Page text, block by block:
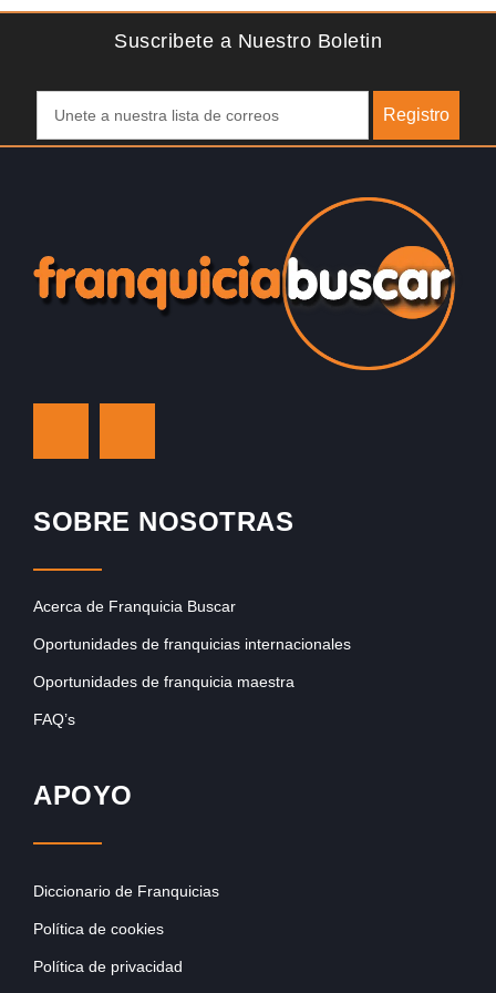
Suscribete a Nuestro Boletin
Registro
SOBRE NOSOTRAS
Acerca de Franquicia Buscar
Oportunidades de franquicias internacionales
Oportunidades de franquicia maestra
FAQ’s
APOYO
Diccionario de Franquicias
Política de cookies
Política de privacidad